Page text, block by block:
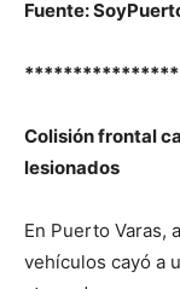
Fuente:
Colisión frontal
lesionados
En Puerto Varas,
vehículos cayó a